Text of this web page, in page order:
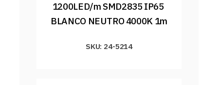
1200LED/m SMD2835 IP65
BLANCO NEUTRO 4000K 1m
SKU: 24-5214